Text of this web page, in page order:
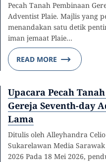
Pecah Tanah Pembinaan
Adventist Plaie. Majlis yang
menandakan satu detik
iman jemaat Plaie…
READ MORE
Upacara Pecah
Gereja Seventh-day
Lama
Ditulis oleh Alleyhandra
Sukarelawan Media
2026 Pada 18 Mei 2026,